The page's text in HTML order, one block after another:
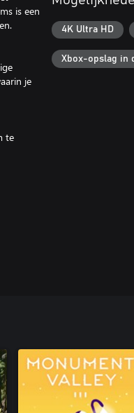
is een
je
te
te
4K Ultra HD
Xbox-opslag in